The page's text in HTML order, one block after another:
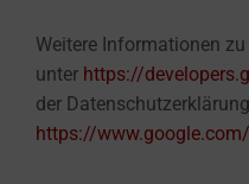
Weitere Informationen
unter https://
der
https://